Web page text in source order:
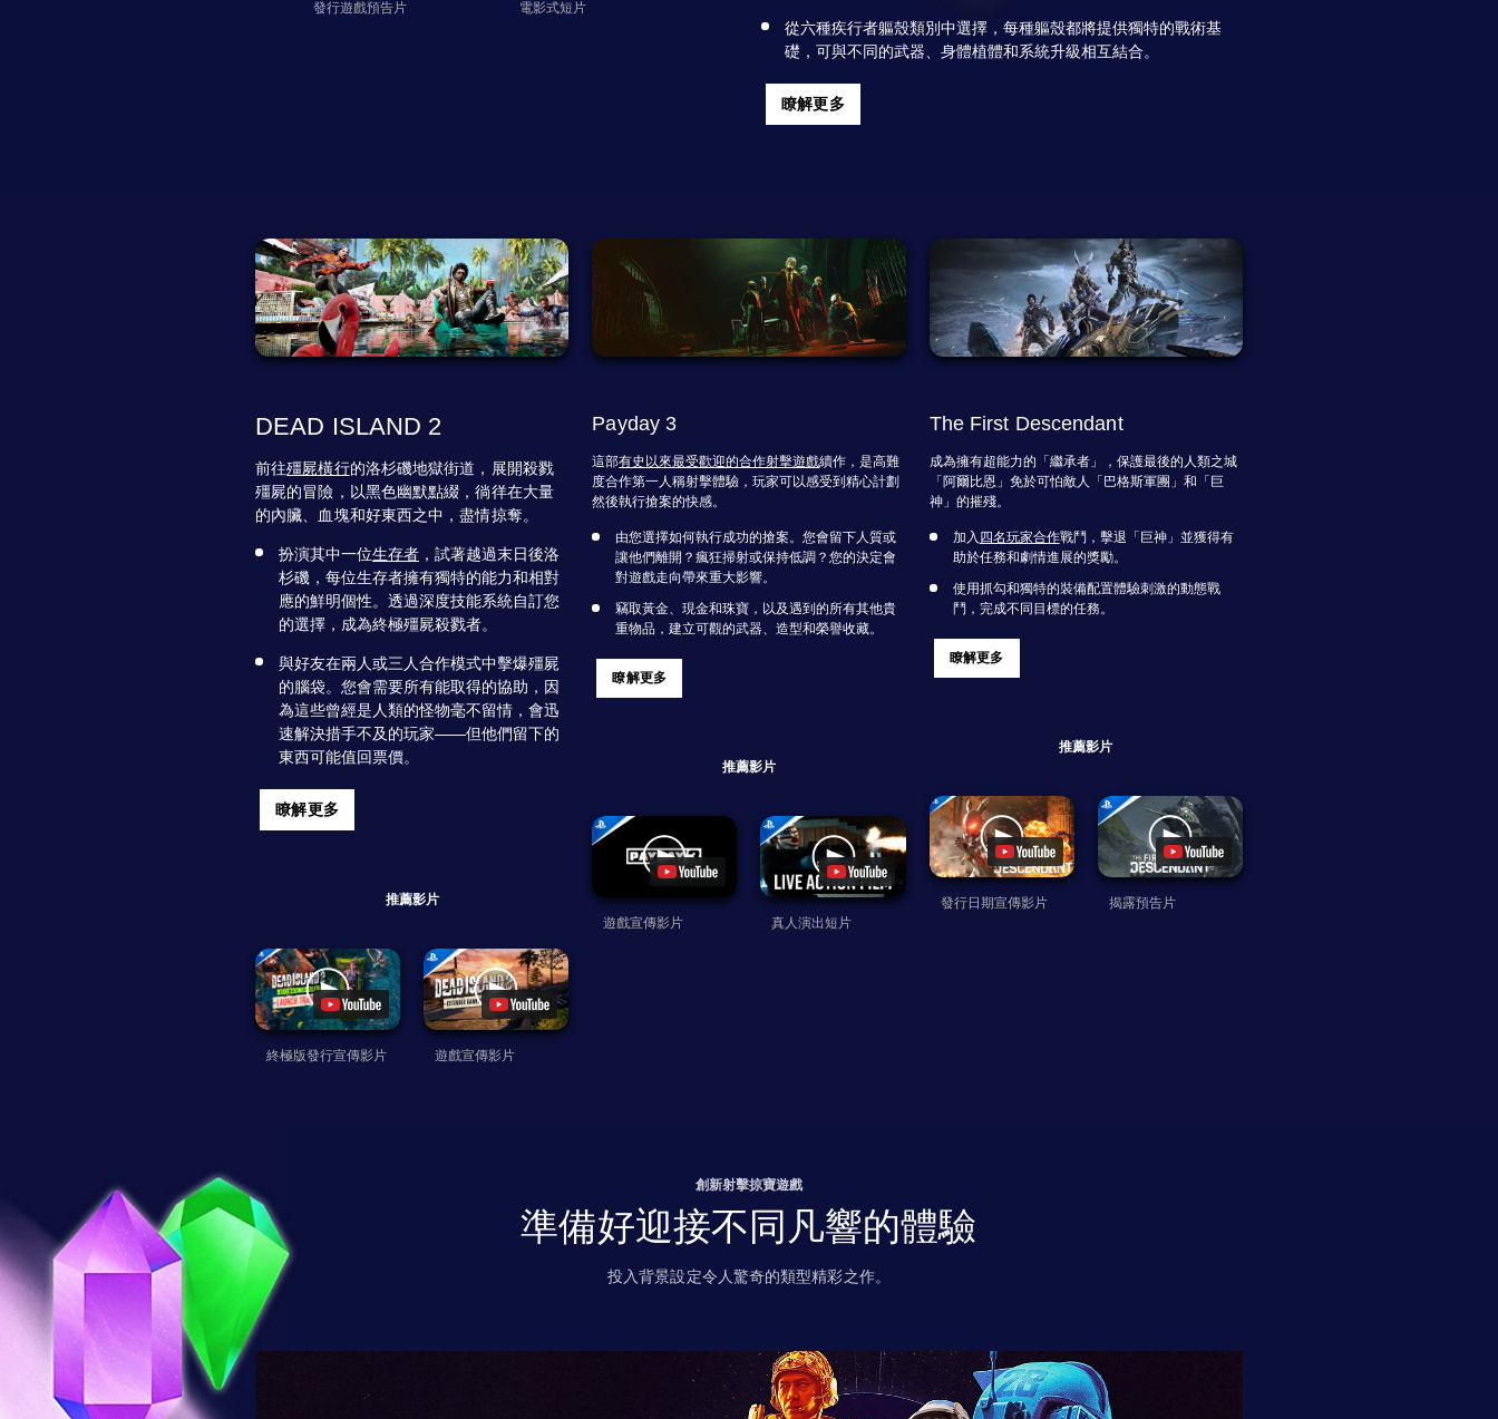
發行遊戲預告片 電影式短片
從六種疾行者軀殼類別中選擇，每種軀殼都將提供獨特的戰術基
礎，可與不同的武器、身體植體和系統升級相互結合。
瞭解更多
DEAD ISLAND 2
前往殭屍橫行的洛杉磯地獄街道，展開殺戮
殭屍的冒險，以黑色幽默點綴，徜徉在大量
的內臟、血塊和好東西之中，盡情掠奪。
扮演其中一位生存者 ，試著越過末日後洛
杉磯，每位生存者擁有獨特的能力和相對
應的鮮明個性。透過深度技能系統自訂您
的選擇，成為終極殭屍殺戮者。
與好友在兩人或三人合作模式中擊爆殭屍
的腦袋。您會需要所有能取得的協助，因
為這些曾經是人類的怪物毫不留情，會迅
速解決措手不及的玩家——但他們留下的
東西可能值回票價。
瞭解更多
推薦影片
終極版發行宣傳影片 遊戲宣傳影片
Payday 3
這部有史以來最受歡迎的合作射擊遊戲續作，是高難
度合作第一人稱射擊體驗，玩家可以感受到精心計劃
然後執行搶案的快感。
由您選擇如何執行成功的搶案。您會留下人質或
讓他們離開？瘋狂掃射或保持低調？您的決定會
對遊戲走向帶來重大影響。
竊取黃金、現金和珠寶，以及遇到的所有其他貴
重物品，建立可觀的武器、造型和榮譽收藏。
瞭解更多
推薦影片
遊戲宣傳影片 真人演出短片
The First Descendant
成為擁有超能力的「繼承者」，保護最後的人類之城
「阿爾比恩」免於可怕敵人「巴格斯軍團」和「巨
神」的摧殘。
加入 四名玩家合作戰鬥，擊退「巨神」並獲得有
助於任務和劇情進展的獎勵。
使用抓勾和獨特的裝備配置體驗刺激的動態戰
鬥，完成不同目標的任務。
瞭解更多
推薦影片
發行日期宣傳影片 揭露預告片
創新射擊掠寶遊戲
準備好迎接不同凡響的體驗
投入背景設定令人驚奇的類型精彩之作。